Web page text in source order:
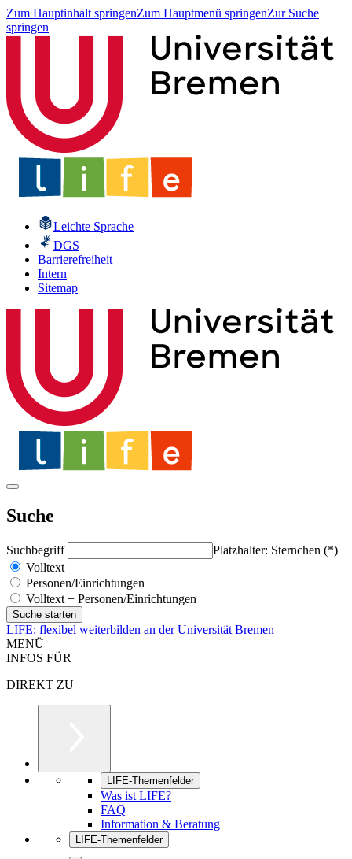
Zum Hauptinhalt springenZum Hauptmenü springenZur Suche
springen
Leichte Sprache
DGS
Barrierefreiheit
Intern
Sitemap
Suche
Suchbegriff
Platzhalter: Sternchen (*)
Volltext
Personen/Einrichtungen
Volltext + Personen/Einrichtungen
LIFE: flexibel weiterbilden an der Universität Bremen
MENÜ
INFOS FÜR
DIREKT ZU
LIFE-Themenfelder
Was ist LIFE?
FAQ
Information & Beratung
LIFE-Themenfelder